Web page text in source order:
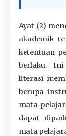
Ayat (2)
akademik
ketentuan
berlaku. Ini
literasi
berupa
mata
dapat
mata